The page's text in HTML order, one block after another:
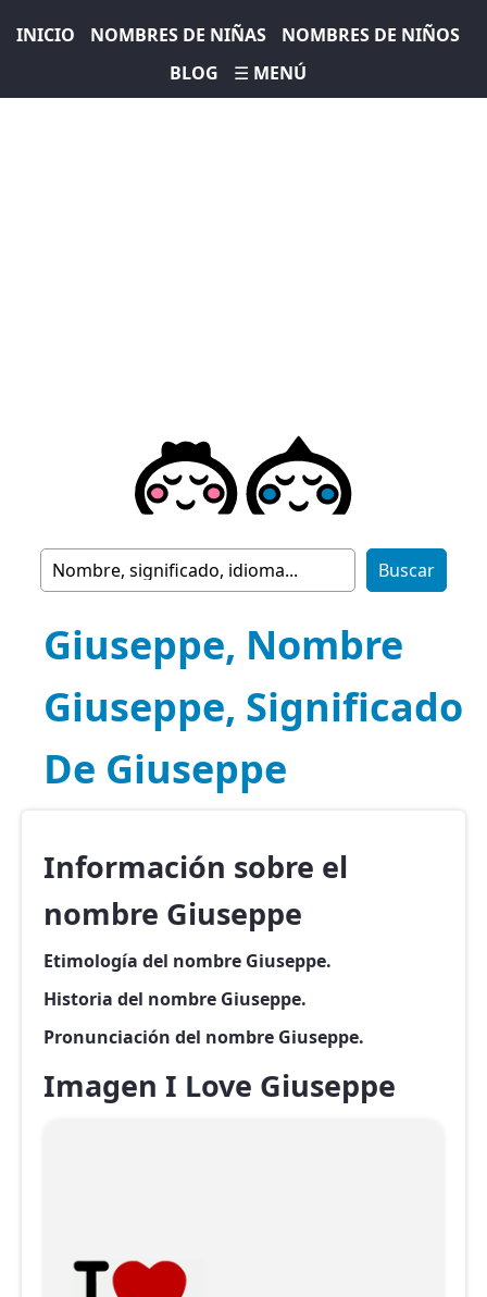
INICIO NOMBRES DE NIÑAS
NOMBRES DE NIÑOS
BLOG
☰ MENÚ
Giuseppe, Nombre
Giuseppe, Significado
De Giuseppe
Información sobre el
nombre Giuseppe
Etimología del nombre Giuseppe.
Historia del nombre Giuseppe.
Pronunciación del nombre Giuseppe.
Imagen I Love Giuseppe